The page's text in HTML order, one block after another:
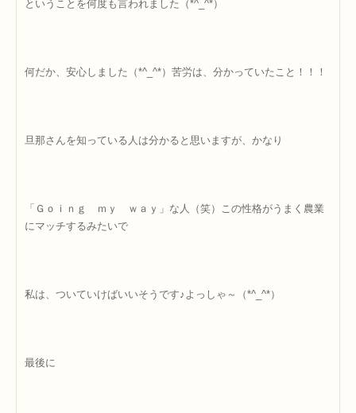
ということを何度も言われました（*^_^*）
何だか、安心しました（*^_^*）苦労は、分かっていたこと！！！
旦那さんを知っている人は分かると思いますが、かなり
「Ｇｏｉｎｇ ｍｙ ｗａｙ」な人（笑）この性格がうまく農業
にマッチするみたいで
私は、ついていけばいいそうです♪よっしゃ～（*^_^*）
最後に